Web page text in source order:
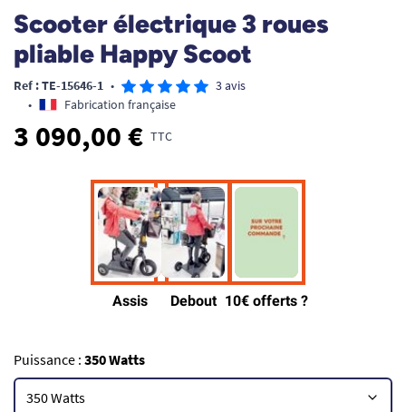
Scooter électrique 3 roues
pliable Happy Scoot
Ref : TE-15646-1 •
3 avis
•
Fabrication française
3 090,00 € TTC
Puissance : 350 Watts